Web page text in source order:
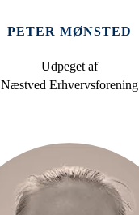
PETER MØNSTED
Udpeget af
Næstved Erhvervsforening